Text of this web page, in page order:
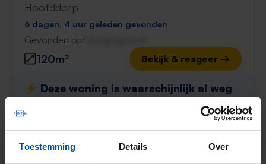
Toestemming Details Over
Hoofddorp
6 dagen, 4 uur geleden gevonden
Gevonden op:
120m² Bekijk & reageer →
⚡️ Deze woning is waarschijnlijk al weg
Reageer binnen 15 minuten om kans te maken. Met
Rent.nl ben je altijd als eerste!